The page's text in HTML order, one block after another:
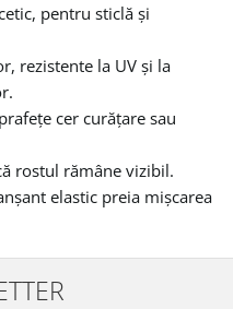
pentru sticlă și
rezistente la UV și la
cer curățare sau
rostul rămâne vizibil.
elastic preia mișcarea